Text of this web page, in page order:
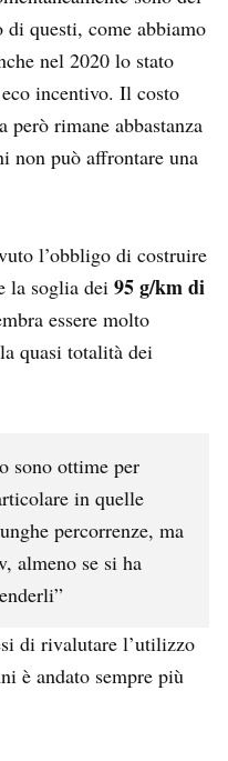
di questi, come abbiamo
nel 2020 lo stato
incentivo. Il costo
però rimane abbastanza
non può affrontare una
l’obbligo di costruire
la soglia dei 95 g/km di
essere molto
quasi totalità dei
sono ottime per
in quelle
percorrenze, ma
almeno se si ha
di rivalutare l’utilizzo
è andato sempre più